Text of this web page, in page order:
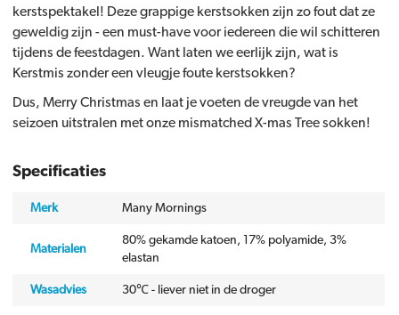
kerstspektakel! Deze grappige kerstsokken zijn zo fout dat ze
geweldig zijn - een must-have voor iedereen die wil schitteren
tijdens de feestdagen. Want laten we eerlijk zijn, wat is
Kerstmis zonder een vleugje foute kerstsokken?
Dus, Merry Christmas en laat je voeten de vreugde van het
seizoen uitstralen met onze mismatched X-mas Tree sokken!
Specificaties
Merk Many Mornings
Materialen
80% gekamde katoen, 17% polyamide, 3%
elastan
Wasadvies 30℃ - liever niet in de droger